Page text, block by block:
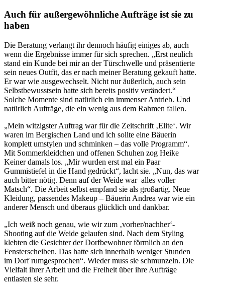
Auch für außergewöhnliche Aufträge ist sie zu
haben
Die Beratung verlangt ihr dennoch häufig einiges ab, auch
wenn die Ergebnisse immer für sich sprechen. „Erst neulich
stand ein Kunde bei mir an der Türschwelle und präsentierte
sein neues Outfit, das er nach meiner Beratung gekauft hatte.
Er war wie ausgewechselt. Nicht nur äußerlich, auch sein
Selbstbewusstsein hatte sich bereits positiv verändert.“
Solche Momente sind natürlich ein immenser Antrieb. Und
natürlich Aufträge, die ein wenig aus dem Rahmen fallen.
„Mein witzigster Auftrag war für die Zeitschrift ‚Elite‘. Wir
waren im Bergischen Land und ich sollte eine Bäuerin
komplett umstylen und schminken – das volle Programm“.
Mit Sommerkleidchen und offenen Schuhen zog Heike
Keiner damals los. „Mir wurden erst mal ein Paar
Gummistiefel in die Hand gedrückt“, lacht sie. „Nun, das war
auch bitter nötig. Denn auf der Weide war alles voller
Matsch“. Die Arbeit selbst empfand sie als großartig. Neue
Kleidung, passendes Makeup – Bäuerin Andrea war wie ein
anderer Mensch und überaus glücklich und dankbar.
„Ich weiß noch genau, wie wir zum ‚vorher/nachher‘-
Shooting auf die Weide gelaufen sind. Nach dem Styling
klebten die Gesichter der Dorfbewohner förmlich an den
Fensterscheiben. Das hatte sich innerhalb weniger Stunden
im Dorf rumgesprochen“. Wieder muss sie schmunzeln. Die
Vielfalt ihrer Arbeit und die Freiheit über ihre Aufträge
entlasten sie sehr.